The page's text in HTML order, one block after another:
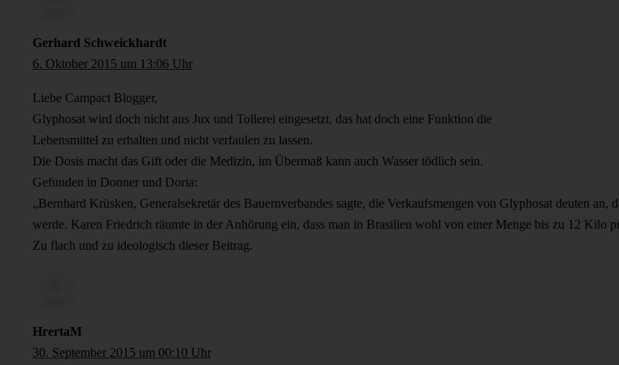
Gerhard Schweickhardt
6. Oktober 2015 um 13:06 Uhr
Liebe Campact Blogger,
Glyphosat wird doch nicht aus Jux und Tollerei eingesetzt, das hat doch eine Funktion die
Lebensmittel zu erhalten und nicht verfaulen zu lassen.
Die Dosis macht das Gift oder die Medizin, im Übermaß kann auch Wasser tödlich sein.
Gefunden in Donner und Doria:
„Bernhard Krüsken, Generalsekretär des Bauernverbandes sagte, die Verkaufsmengen von Glyphosat deuten
werde. Karen Friedrich räumte in der Anhörung ein, dass man in Brasilien wohl von einer Menge bis zu 12 Kilo
Zu flach und zu ideologisch dieser Beitrag.
HrertaM
30. September 2015 um 00:10 Uhr